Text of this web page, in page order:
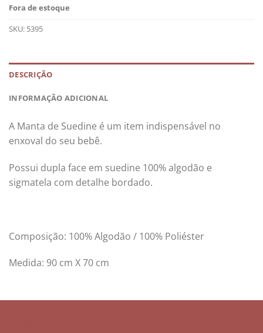
Fora de estoque
SKU: 5395
DESCRIÇÃO
INFORMAÇÃO ADICIONAL
A Manta de Suedine é um item indispensável no
enxoval do seu bebê.
Possui dupla face em suedine 100% algodão e
sigmatela com detalhe bordado.
Composição: 100% Algodão / 100% Poliéster
Medida: 90 cm X 70 cm